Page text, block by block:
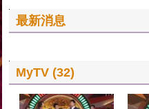
最新消息
MyTV (32)